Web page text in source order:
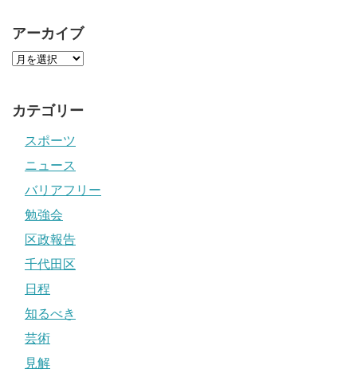
アーカイブ
カテゴリー
スポーツ
ニュース
バリアフリー
勉強会
区政報告
千代田区
日程
知るべき
芸術
見解